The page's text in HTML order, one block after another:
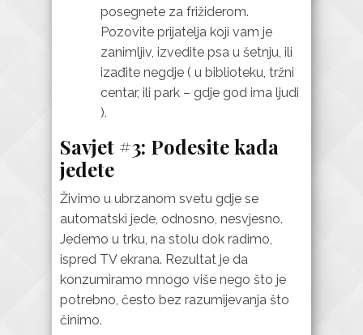
posegnete za frižiderom.
Pozovite prijatelja koji vam je
zanimljiv, izvedite psa u šetnju, ili
izađite negdje ( u biblioteku, tržni
centar, ili park – gdje god ima ljudi
).
Savjet #3: Podesite kada
jedete
Živimo u ubrzanom svetu gdje se
automatski jede, odnosno, nesvjesno.
Jedemo u trku, na stolu dok radimo,
ispred TV ekrana. Rezultat je da
konzumiramo mnogo više nego što je
potrebno, često bez razumijevanja što
činimo.